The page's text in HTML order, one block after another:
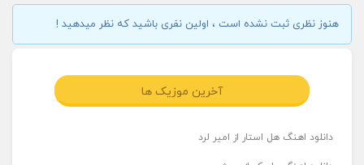
هنوز نظری ثبت نشده است ، اولین نفری باشید که نظر میدهید !
آخرین موزیک ها
دانلود اهنگ هل استار از امیر لرد